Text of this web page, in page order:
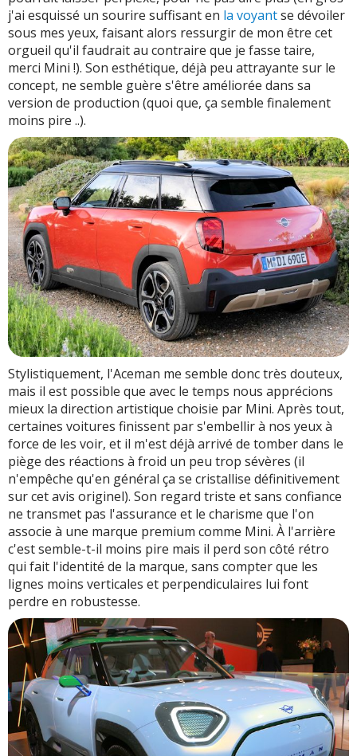
j'ai esquissé un sourire suffisant en la voyantse dévoiler
sous mes yeux, faisant alors ressurgir de mon être cet
orgueil qu'il faudrait au contraire que je fasse taire,
merci Mini !). Son esthétique, déjà peu attrayante sur le
concept, ne semble guère s'être améliorée dans sa
version de production (quoi que, ça semble finalement
moins pire ..).
Stylistiquement, l'Aceman me semble donc très douteux,
mais il est possible que avec le temps nous apprécions
mieux la direction artistique choisie par Mini. Après tout,
certaines voitures finissent par s'embellir à nos yeux à
force de les voir, et il m'est déjà arrivé de tomber dans le
piège des réactions à froid un peu trop sévères (il
n'empêche qu'en général ça se cristallise définitivement
sur cet avis originel). Son regard triste et sans confiance
ne transmet pas l'assurance et le charisme que l'on
associe à une marque premium comme Mini. À l'arrière
c'est semble-t-il moins pire mais il perd son côté rétro
qui fait l'identité de la marque, sans compter que les
lignes moins verticales et perpendiculaires lui font
perdre en robustesse.